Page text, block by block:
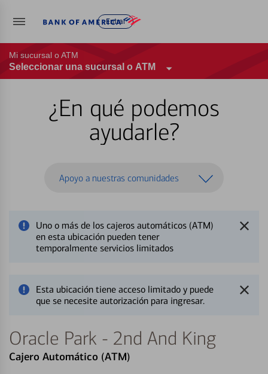
Entrar
Mi sucursal o ATM
Seleccionar una sucursal o ATM
¿En qué podemos
ayudarle?
Apoyo a nuestras comunidades
Uno o más de los cajeros automáticos (ATM)
en esta ubicación pueden tener
temporalmente servicios limitados
Esta ubicación tiene acceso limitado y puede
que se necesite autorización para ingresar.
Oracle Park - 2nd And King
Cajero Automático (ATM)